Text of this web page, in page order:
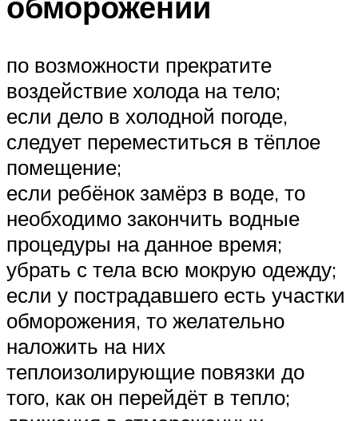
по возможности прекратите
воздействие холода на тело;
если дело в холодной погоде,
следует переместиться в тёплое
помещение;
если ребёнок замёрз в воде, то
необходимо закончить водные
процедуры на данное время;
убрать с тела всю мокрую одежду;
если у пострадавшего есть участки
обморожения, то желательно
наложить на них
теплоизолирующие повязки до
того, как он перейдёт в тепло;